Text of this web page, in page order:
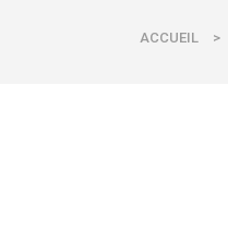
ACCUEIL >